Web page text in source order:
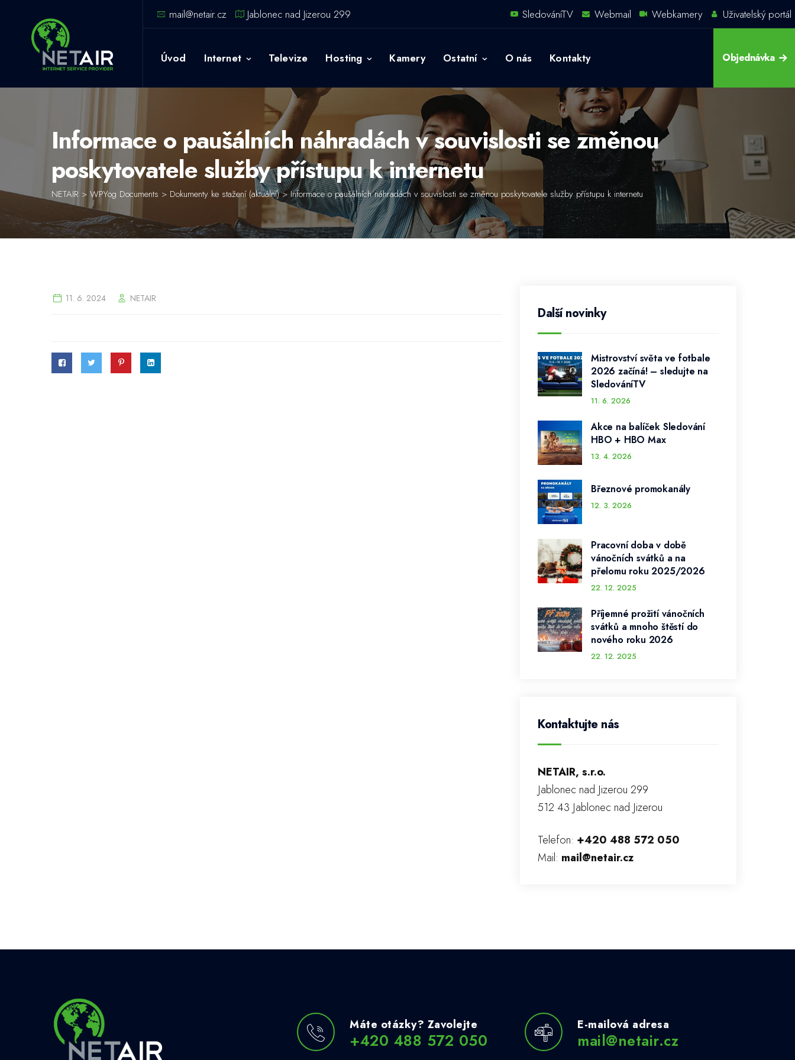
mail@netair.cz Jablonec nad Jizerou 299 SledováníTV Webmail Webkamery Uživatelský portál
Úvod Internet Televize Hosting Kamery Ostatní O nás Kontakty Objednávka
Informace o paušálních náhradách v souvislosti se změnou
poskytovatele služby přístupu k internetu
NETAIR > WPYog Documents > Dokumenty ke stažení (aktuální)>Informace o paušálních náhradách v souvislosti se změnou poskytovatele služby přístupu k internetu
11. 6. 2024 NETAIR
Další novinky
Mistrovství světa ve fotbale
2026 začíná! – sledujte na
SledováníTV
11. 6. 2026
Akce na balíček Sledování
HBO + HBO Max
13. 4. 2026
Březnové promokanály
12. 3. 2026
Pracovní doba v době
vánočních svátků a na
přelomu roku 2025/2026
22. 12. 2025
Příjemné prožití vánočních
svátků a mnoho štěstí do
nového roku 2026
22. 12. 2025
Kontaktujte nás
NETAIR, s.r.o.
Jablonec nad Jizerou 299
512 43 Jablonec nad Jizerou
Telefon: +420 488 572 050
Mail: mail@netair.cz
Máte otázky? Zavolejte
+420 488 572 050
E-mailová adresa
mail@netair.cz